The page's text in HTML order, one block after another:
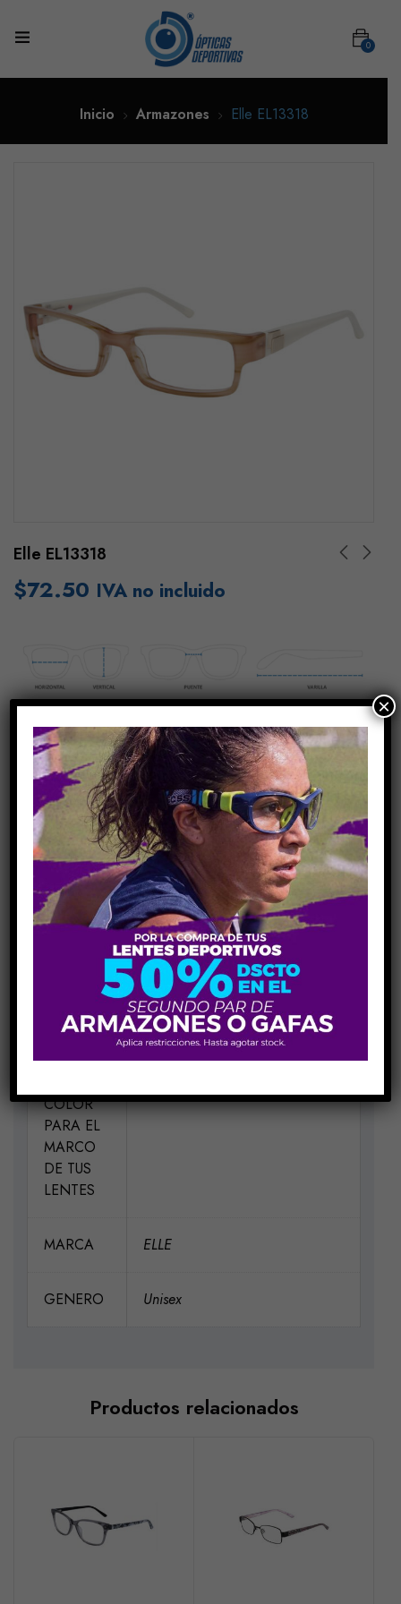
0
Inicio Armazones Elle EL13318
Elle EL13318
$72.50 IVA no incluido
Añadir Al Carrito
COMPARE
Share Link:
INFORMACIÓN ADICIONAL
H53-V29-P18-VA135
MATERIAL Acetato
COLOR
PARA EL
MARCO
DE TUS
LENTES
MARCA ELLE
GENERO Unisex
Productos relacionados
×